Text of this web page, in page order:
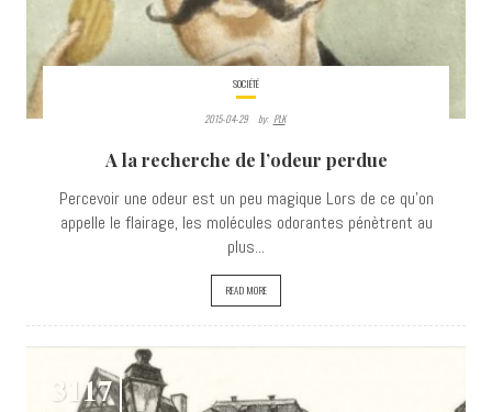
SOCIÉTÉ
2015-04-29 By: PLK
A la recherche de l’odeur perdue
Percevoir une odeur est un peu magique Lors de ce qu’on
appelle le flairage, les molécules odorantes pénètrent au
plus...
READ MORE
3117